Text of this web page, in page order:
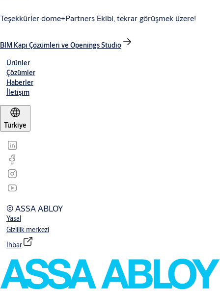
Teşekkürler dome+Partners Ekibi, tekrar görüşmek üzere!
BIM Kapı Çözümleri ve Openings Studio
Ürünler
Çözümler
Haberler
İletişim
Türkiye
© ASSA ABLOY
Yasal
Gizlilik merkezi
İhbar